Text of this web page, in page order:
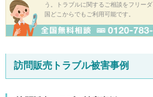
う。トラブルに関するご相談をフリー
国どこからでもご利用可能です。
訪問販売トラブル被害事例